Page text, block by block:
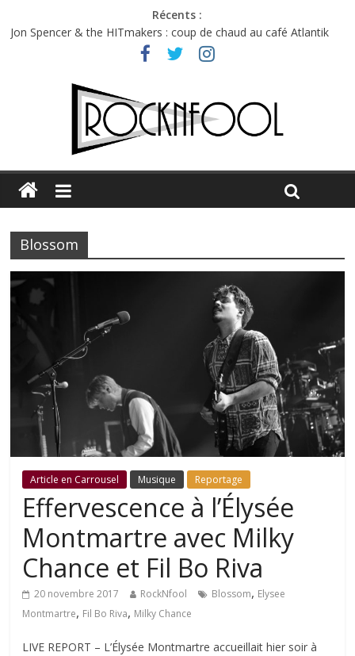
Récents :
Jon Spencer & the HITmakers : coup de chaud au café Atlantik
Hellfest 2026 vendredi : température et émotions en hausse
Hellfest 2026 jeudi : impossible de choisir entre chaleur et bonne
Première édition du Midgard Festival : entre bière, métal et
Charlie Puth à l’Olympia : la leçon de pop du Professeur Puth
Blossom
Article en Carrousel Musique Reportage
Effervescence à l’Élysée
Montmartre avec Milky
Chance et Fil Bo Riva
20 novembre 2017 RockNfool Blossom, Elysee
Montmartre, Fil Bo Riva, Milky Chance
LIVE REPORT – L’Élysée Montmartre accueillait hier soir à